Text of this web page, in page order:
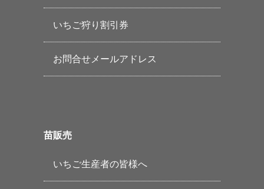
いちご狩り割引券
お問合せメールアドレス
苗販売
いちご生産者の皆様へ